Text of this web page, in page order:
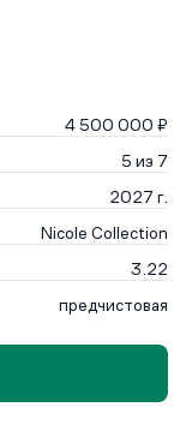
4 500 000 ₽
5 из 7
2027 г.
Nicole Collection
3.22
предчистовая